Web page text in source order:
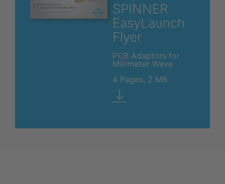
SPINNER
EasyLaunch
Flyer
PCB Adaptors for
Millimeter Wave
4 Pages, 2 MB